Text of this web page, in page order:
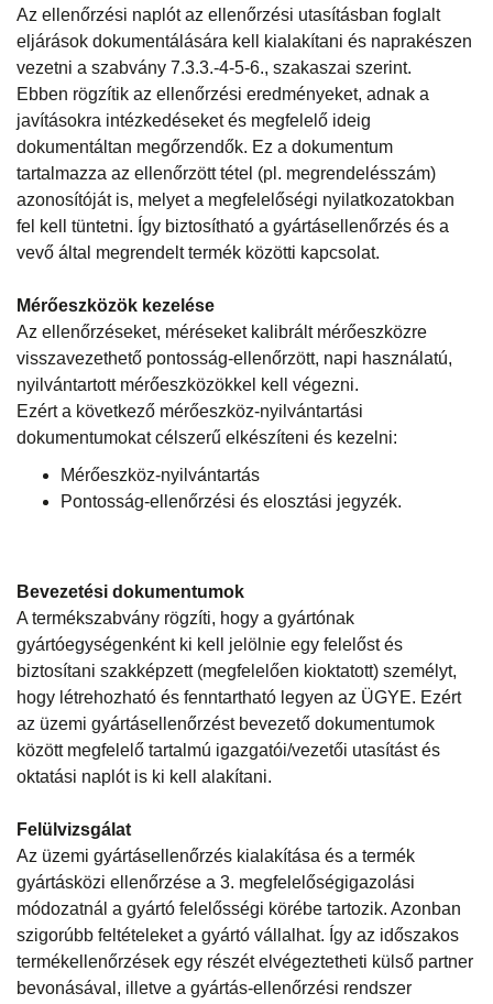
Az ellenőrzési naplót az ellenőrzési utasításban foglalt
eljárások dokumentálására kell kialakítani és naprakészen
vezetni a szabvány 7.3.3.-4-5-6., szakaszai szerint.
Ebben rögzítik az ellenőrzési eredményeket, adnak a
javításokra intézkedéseket és megfelelő ideig
dokumentáltan megőrzendők. Ez a dokumentum
tartalmazza az ellenőrzött tétel (pl. megrendelésszám)
azonosítóját is, melyet a megfelelőségi nyilatkozatokban
fel kell tüntetni. Így biztosítható a gyártásellenőrzés és a
vevő által megrendelt termék közötti kapcsolat.
Mérőeszközök kezelése
Az ellenőrzéseket, méréseket kalibrált mérőeszközre
visszavezethető pontosság-ellenőrzött, napi használatú,
nyilvántartott mérőeszközökkel kell végezni.
Ezért a következő mérőeszköz-nyilvántartási
dokumentumokat célszerű elkészíteni és kezelni:
Mérőeszköz-nyilvántartás
Pontosság-ellenőrzési és elosztási jegyzék.
Bevezetési dokumentumok
A termékszabvány rögzíti, hogy a gyártónak
gyártóegységenként ki kell jelölnie egy felelőst és
biztosítani szakképzett (megfelelően kioktatott) személyt,
hogy létrehozható és fenntartható legyen az ÜGYE. Ezért
az üzemi gyártásellenőrzést bevezető dokumentumok
között megfelelő tartalmú igazgatói/vezetői utasítást és
oktatási naplót is ki kell alakítani.
Felülvizsgálat
Az üzemi gyártásellenőrzés kialakítása és a termék
gyártásközi ellenőrzése a 3. megfelelőségigazolási
módozatnál a gyártó felelősségi körébe tartozik. Azonban
szigorúbb feltételeket a gyártó vállalhat. Így az időszakos
termékellenőrzések egy részét elvégeztetheti külső partner
bevonásával, illetve a gyártás-ellenőrzési rendszer